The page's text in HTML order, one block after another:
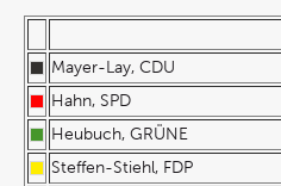
Mayer-Lay, CDU
Hahn, SPD
Heubuch, GRÜNE
Steffen-Stiehl, FDP